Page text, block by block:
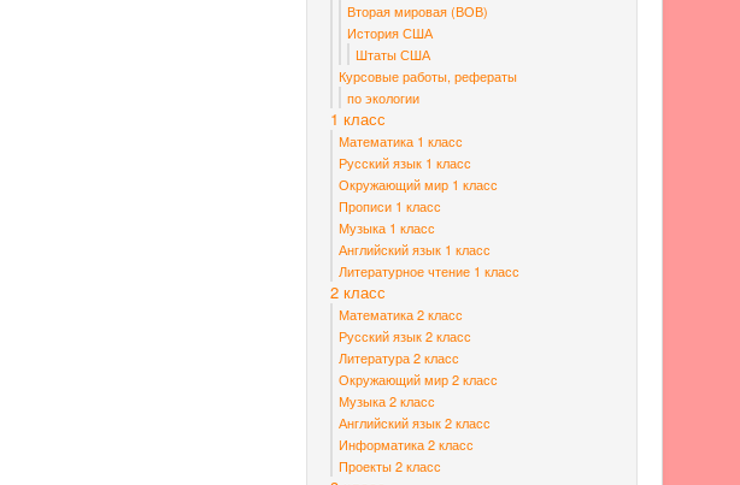
Вторая мировая (ВОВ)
История США
Штаты США
Курсовые работы, рефераты
по экологии
1 класс
Математика 1 класс
Русский язык 1 класс
Окружающий мир 1 класс
Прописи 1 класс
Музыка 1 класс
Английский язык 1 класс
Литературное чтение 1 класс
2 класс
Математика 2 класс
Русский язык 2 класс
Литература 2 класс
Окружающий мир 2 класс
Музыка 2 класс
Английский язык 2 класс
Информатика 2 класс
Проекты 2 класс